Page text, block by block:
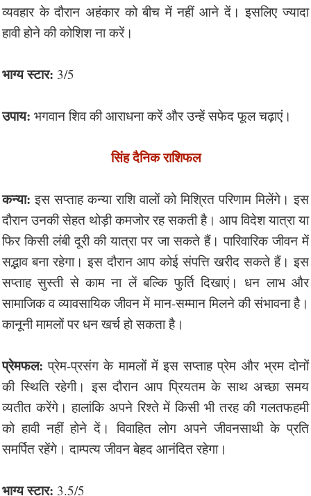
व्यवहार के दौरान अहंकार को बीच में नहीं आने दें। इसलिए ज्यादा
हावी होने की कोशिश ना करें।
भाग्य स्टार: 3/5
उपाय: भगवान शिव की आराधना करें और उन्हें सफेद फूल चढ़ाएं।
सिंह दैनिक राशिफल
कन्या: इस सप्ताह कन्या राशि वालों को मिश्रित परिणाम मिलेंगे। इस
दौरान उनकी सेहत थोड़ी कमजोर रह सकती है। आप विदेश यात्रा या
फिर किसी लंबी दूरी की यात्रा पर जा सकते हैं। पारिवारिक जीवन में
सद्भाव बना रहेगा। इस दौरान आप कोई संपत्ति खरीद सकते हैं। इस
सप्ताह सुस्ती से काम ना लें बल्कि फुर्ति दिखाएं। धन लाभ और
सामाजिक व व्यावसायिक जीवन में मान-सम्मान मिलने की संभावना है।
कानूनी मामलों पर धन खर्च हो सकता है।
प्रेमफल:प्रेम-प्रसंग के मामलों में इस सप्ताह प्रेम और भ्रम दोनों
की स्थिति रहेगी। इस दौरान आप प्रियतम के साथ अच्छा समय
व्यतीत करेंगे। हालांकि अपने रिश्ते में किसी भी तरह की गलतफहमी
को हावी नहीं होने दें। विवाहित लोग अपने जीवनसाथी के प्रति
समर्पित रहेंगे। दाम्पत्य जीवन बेहद आनंदित रहेगा।
भाग्य स्टार: 3.5/5